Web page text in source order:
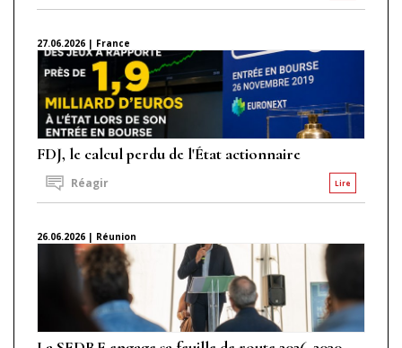
27.06.2026 | France
FDJ, le calcul perdu de l'État actionnaire
Lire
Réagir
26.06.2026 | Réunion